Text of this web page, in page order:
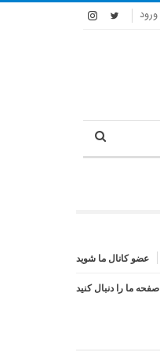
ورود
عضو کانال ما شوید
صفحه ما را دنبال کنید